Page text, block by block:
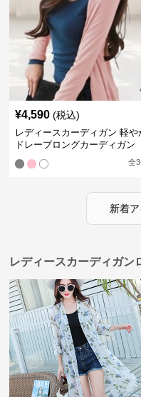
¥4,590 (税込)
レディースカーディガン 軽や
ドレープロングカーディガン
全3
新着
レディースカーディガン